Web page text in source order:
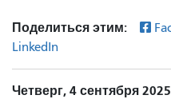
Поделиться этим:
LinkedIn
Четверг, 4 сентября